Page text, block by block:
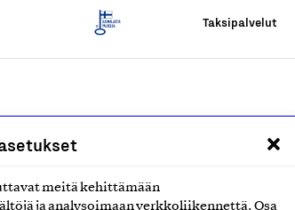
meitä kehittämään
ja analysoimaan verkkoliikennettä. Osa
Taksipalvelut